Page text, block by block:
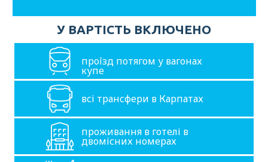
У ВАРТІСТЬ ВКЛЮЧЕНО
проїзд потягом у вагонах
купе
всі трансфери в Карпатах
проживання в готелі в
двомісних номерах